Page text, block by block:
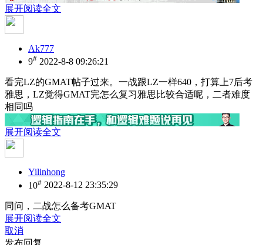
展开阅读全文
Ak777
9# 2022-8-8 09:26:21
看完LZ的GMAT帖子过来。一战跟LZ一样640，打算上7后考
雅思，LZ觉得GMAT完怎么复习雅思比较合适呢，二者难度
相同吗
展开阅读全文
Yilinhong
10# 2022-8-12 23:35:29
同问，二战怎么备考GMAT
展开阅读全文
取消
发布回复